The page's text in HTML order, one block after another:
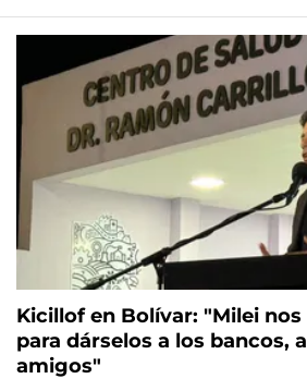
Kicillof en Bolívar: "Milei
para dárselos a los bancos,
amigos"